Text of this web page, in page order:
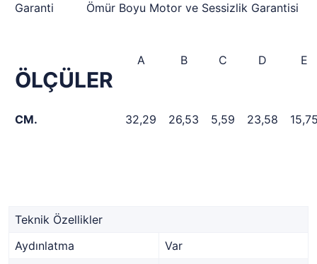
Garanti Ömür Boyu Motor ve Sessizlik Garantisi
ÖLÇÜLER
A B C D E
CM. 32,29 26,53 5,59 23,58
Teknik Özellikler
Aydınlatma
Var